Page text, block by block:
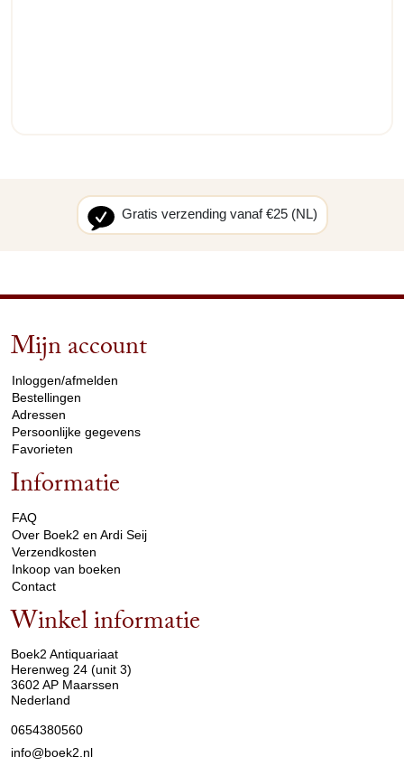
Gratis verzending vanaf €25 (NL)
Mijn account
Inloggen/afmelden
Bestellingen
Adressen
Persoonlijke gegevens
Favorieten
Informatie
FAQ
Over Boek2 en Ardi Seij
Verzendkosten
Inkoop van boeken
Contact
Winkel informatie
Boek2 Antiquariaat
Herenweg 24 (unit 3)
3602 AP Maarssen
Nederland
0654380560
info@boek2.nl